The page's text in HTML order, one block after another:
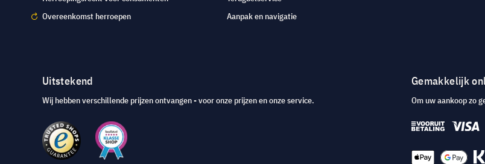
Overeenkomst herroepen
Aanpak en navigatie
Uitstekend
Wij hebben verschillende prijzen ontvangen - voor onze prijzen en onze service.
Gemakkelijk
Om uw aankoop zo